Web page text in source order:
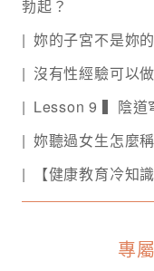
勃起？
妳的子宮不是妳
沒有性經驗可以
Lesson 9 ▍陰道
妳聽過女生怎麼
【健康教育冷知
專